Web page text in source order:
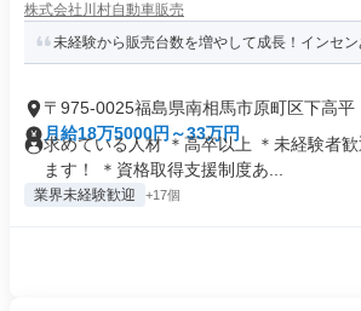
株式会社川村自動車販売
未経験から販売台数を増やして成長！インセン
〒975-0025福島県南相馬市原町区下高平
月給18万5000円～33万円
求めている人材 ＊高卒以上 ＊未経験者
ます！ ＊資格取得支援制度あ...
業界未経験歓迎 +17個